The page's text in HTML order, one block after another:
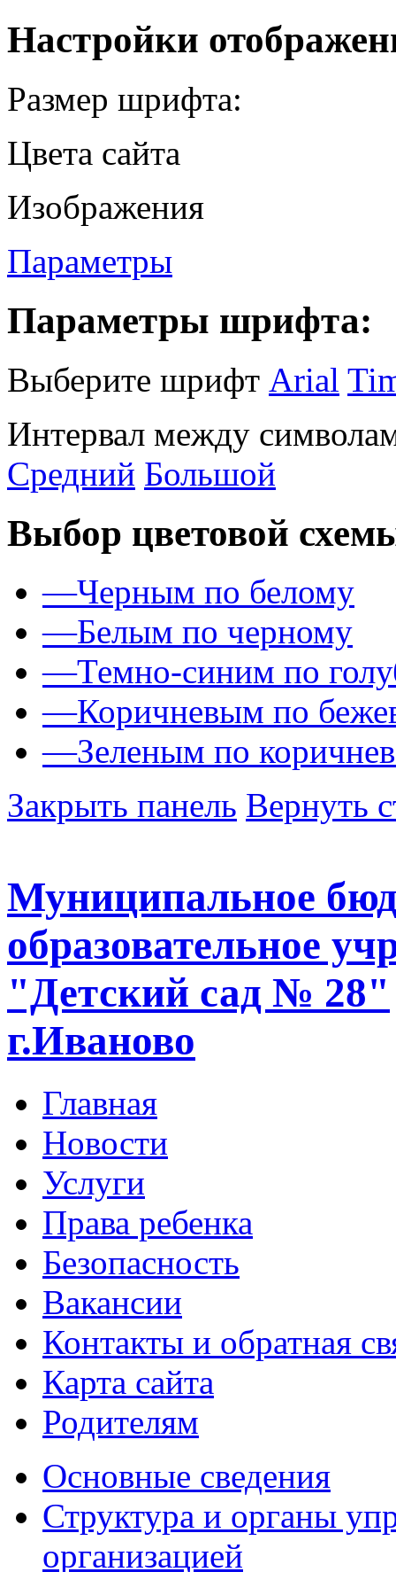
Настройки
Размер шрифта:
Цвета сайта
Изображения
Параметры
Параметры шрифта:
Выберите шрифт Arial
Интервал между
Средний Большой
Выбор цветовой
—Черным по белому
—Белым по черному
—Темно-синим по
—Коричневым по
—Зеленым по
Закрыть панель Вернуть
Муниципальное
образовательное
"Детский сад № 28"
г.Иваново
Главная
Новости
Услуги
Права ребенка
Безопасность
Вакансии
Контакты и обратная
Карта сайта
Родителям
Основные сведения
Структура и органы
организацией